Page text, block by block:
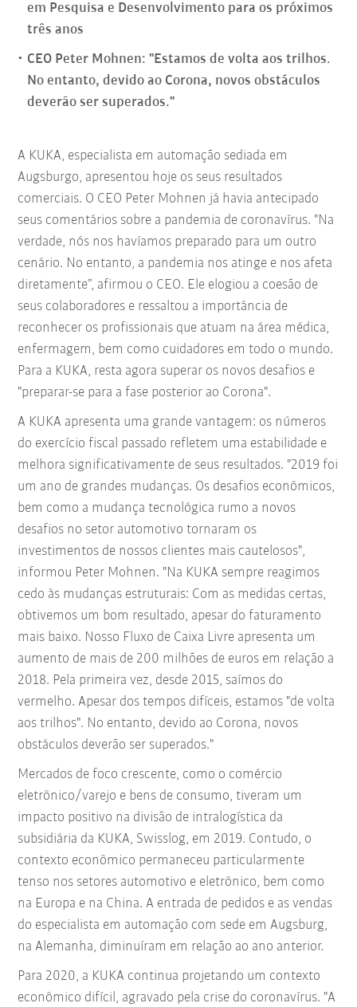
em Pesquisa e Desenvolvimento para os próximos
três anos
CEO Peter Mohnen: "Estamos de volta aos trilhos.
No entanto, devido ao Corona, novos obstáculos
deverão ser superados."
A KUKA, especialista em automação sediada em
Augsburgo, apresentou hoje os seus resultados
comerciais. O CEO Peter Mohnen já havia antecipado
seus comentários sobre a pandemia de coronavírus. "Na
verdade, nós nos havíamos preparado para um outro
cenário. No entanto, a pandemia nos atinge e nos afeta
diretamente”, afirmou o CEO. Ele elogiou a coesão de
seus colaboradores e ressaltou a importância de
reconhecer os profissionais que atuam na área médica,
enfermagem, bem como cuidadores em todo o mundo.
Para a KUKA, resta agora superar os novos desafios e
"preparar-se para a fase posterior ao Corona".
A KUKA apresenta uma grande vantagem: os números
do exercício fiscal passado refletem uma estabilidade e
melhora significativamente de seus resultados. "2019 foi
um ano de grandes mudanças. Os desafios econômicos,
bem como a mudança tecnológica rumo a novos
desafios no setor automotivo tornaram os
investimentos de nossos clientes mais cautelosos",
informou Peter Mohnen. "Na KUKA sempre reagimos
cedo às mudanças estruturais: Com as medidas certas,
obtivemos um bom resultado, apesar do faturamento
mais baixo. Nosso Fluxo de Caixa Livre apresenta um
aumento de mais de 200 milhões de euros em relação a
2018. Pela primeira vez, desde 2015, saímos do
vermelho. Apesar dos tempos difíceis, estamos "de volta
aos trilhos". No entanto, devido ao Corona, novos
obstáculos deverão ser superados."
Mercados de foco crescente, como o comércio
eletrônico/varejo e bens de consumo, tiveram um
impacto positivo na divisão de intralogística da
subsidiária da KUKA, Swisslog, em 2019. Contudo, o
contexto econômico permaneceu particularmente
tenso nos setores automotivo e eletrônico, bem como
na Europa e na China. A entrada de pedidos e as vendas
do especialista em automação com sede em Augsburg,
na Alemanha, diminuíram em relação ao ano anterior.
Para 2020, a KUKA continua projetando um contexto
econômico difícil, agravado pela crise do coronavírus. "A